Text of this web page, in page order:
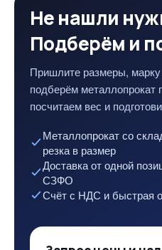
Не нашли
Подберём и
Пришлите размеры,
подберём металлопрокат
посчитаем вес и
Металлопрокат со
резка в размер
Доставка от одной
СЗФО
Счёт с НДС и быстрая